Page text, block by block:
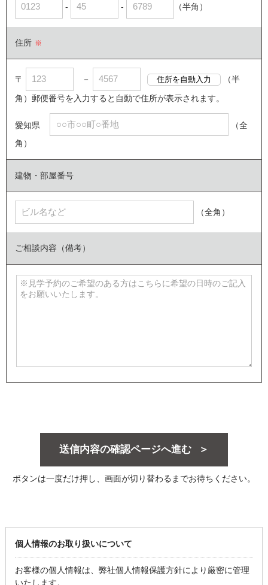
- - （半角）
住所 ※
〒 －
（半
角）郵便番号を入力すると自動で住所が表示されます。
愛知県
（全
角）
建物・部屋番号
（全角）
ご相談内容（備考）
送信内容の確認ページへ進む
ボタンは一度だけ押し、画面が切り替わるまでお待ちください。
個人情報のお取り扱いについて
お客様の個人情報は、弊社個人情報保護方針により厳密に管理
いたします。